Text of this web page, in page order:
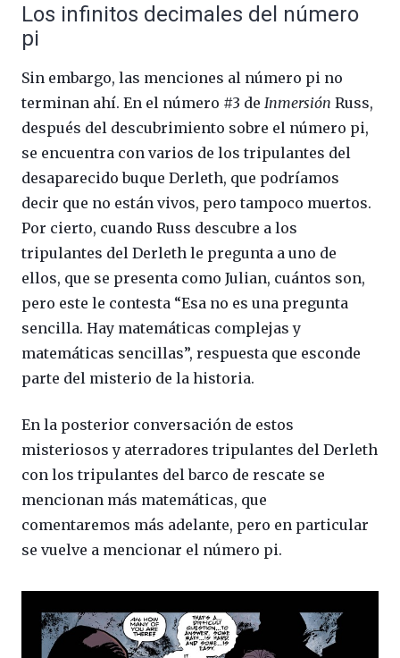
Los infinitos decimales del número
pi
Sin embargo, las menciones al número pi no
terminan ahí. En el número #3 de Inmersión Russ,
después del descubrimiento sobre el número pi,
se encuentra con varios de los tripulantes del
desaparecido buque Derleth, que podríamos
decir que no están vivos, pero tampoco muertos.
Por cierto, cuando Russ descubre a los
tripulantes del Derleth le pregunta a uno de
ellos, que se presenta como Julian, cuántos son,
pero este le contesta “Esa no es una pregunta
sencilla. Hay matemáticas complejas y
matemáticas sencillas”, respuesta que esconde
parte del misterio de la historia.
En la posterior conversación de estos
misteriosos y aterradores tripulantes del Derleth
con los tripulantes del barco de rescate se
mencionan más matemáticas, que
comentaremos más adelante, pero en particular
se vuelve a mencionar el número pi.